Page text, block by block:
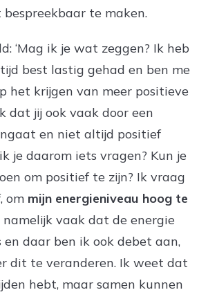
te maken.
‘Mag ik je wat zeggen? Ik heb
best lastig gehad en ben me
het krijgen van meer positieve
dat jij ook vaak door een
en niet altijd positief
je daarom iets vragen? Kun je
om positief te zijn? Ik vraag
om mijn energieniveau hoog te
namelijk vaak dat de energie
daar ben ik ook debet aan,
dit te veranderen. Ik weet dat
hebt, maar samen kunnen